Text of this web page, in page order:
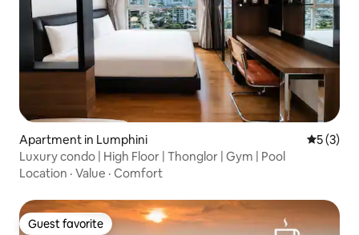
Apartment in Lumphini 5 out of
5 (3)
Luxury condo | High Floor | Thonglor | Gym | Pool
Location · Value · Comfort
Guest favorite
Guest favorite